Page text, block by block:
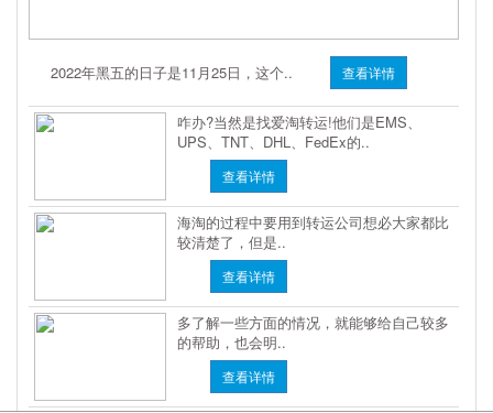
2022年黑五的日子是11月25日，这个.. 查看详情
咋办?当然是找爱淘转运!他们是EMS、
UPS、TNT、DHL、FedEx的..
查看详情
海淘的过程中要用到转运公司想必大家都比
较清楚了，但是..
查看详情
多了解一些方面的情况，就能够给自己较多
的帮助，也会明..
查看详情